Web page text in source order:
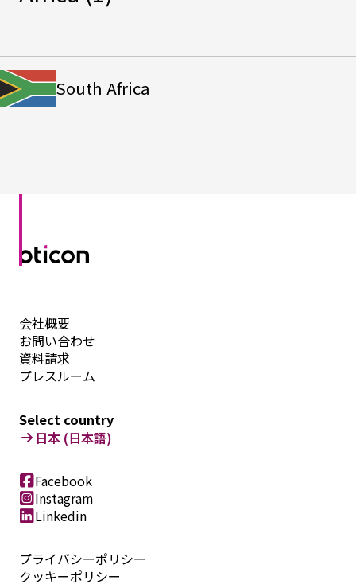
South Africa
会社概要
お問い合わせ
資料請求
プレスルーム
プライバシーポリシー
クッキーポリシー
Select country
日本 (日本語)
Facebook
Instagram
Linkedin